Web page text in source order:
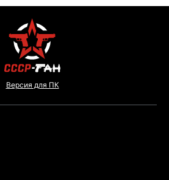
Версия для ПК